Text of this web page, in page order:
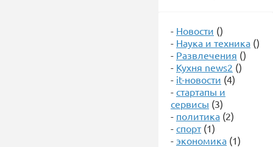
- Новости ()
- Наука и техника ()
- Развлечения ()
- Кухня news2 ()
- it-новости (4)
- стартапы и
сервисы (3)
- политика (2)
- спорт(1)
- экономика (1)